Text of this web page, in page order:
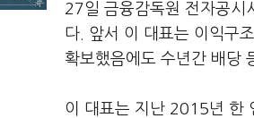
27일 금융감독원 전자공시
다. 앞서 이 대표는 이익구
확보했음에도 수년간 배당
이 대표는 지난 2015년 한